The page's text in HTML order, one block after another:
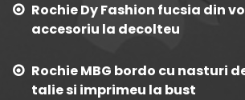
Rochie Dy Fashion fucsia din
accesoriu la decolteu
Rochie MBG bordo cu nasturi
talie si imprimeu la bust